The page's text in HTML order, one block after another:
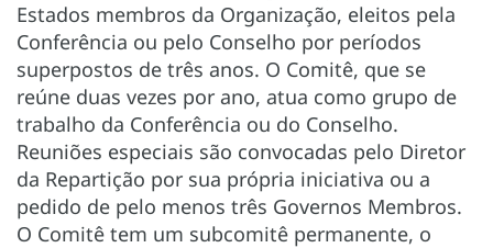
Estados membros da Organização, eleitos pela
Conferência ou pelo Conselho por períodos
superpostos de três anos. O Comitê, que se
reúne duas vezes por ano, atua como grupo de
trabalho da Conferência ou do Conselho.
Reuniões especiais são convocadas pelo Diretor
da Repartição por sua própria iniciativa ou a
pedido de pelo menos três Governos Membros.
O Comitê tem um subcomitê permanente, o